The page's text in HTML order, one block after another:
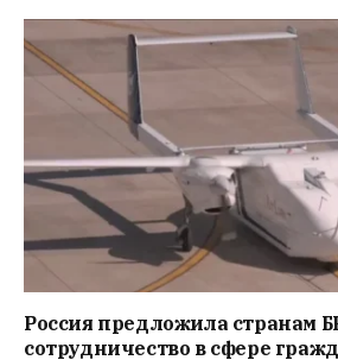
Россия предложила странам
сотрудничество в сфере